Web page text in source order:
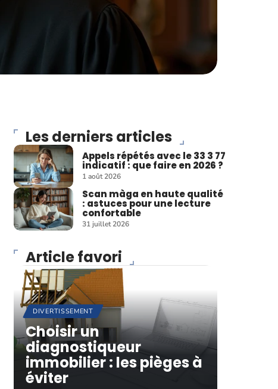
Les derniers articles
Appels répétés avec le 33 3 77
indicatif : que faire en 2026 ?
1 août 2026
Scan màga en haute qualité
: astuces pour une lecture
confortable
31 juillet 2026
Article favori
DIVERTISSEMENT
Choisir un
diagnostiqueur
immobilier : les pièges à
éviter